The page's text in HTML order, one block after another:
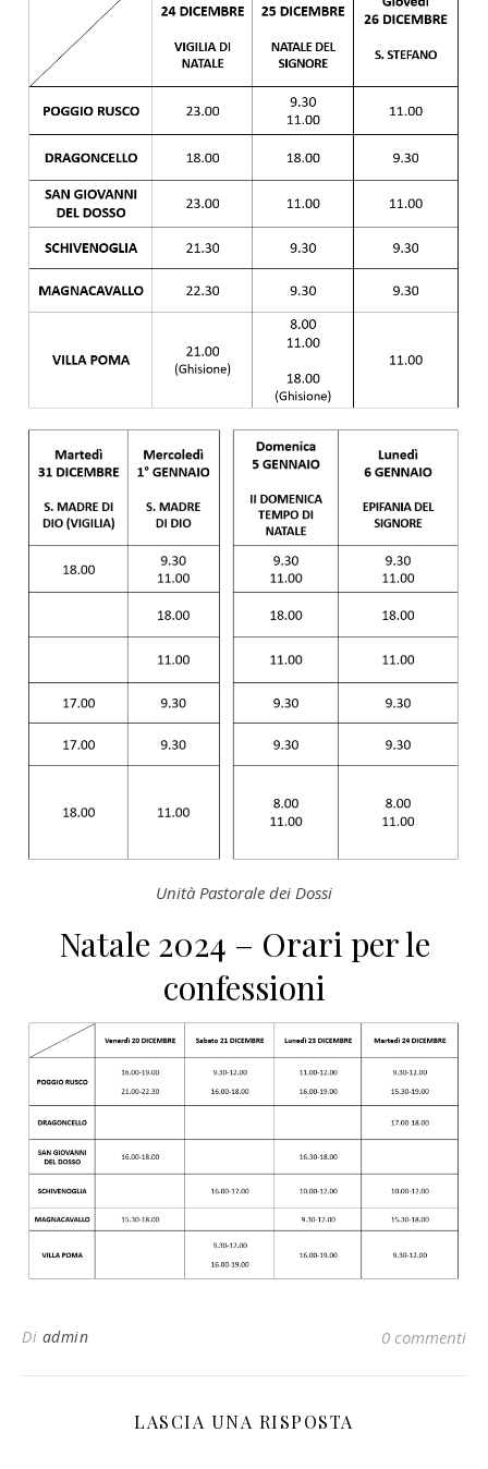
Unità Pastorale dei Dossi
Natale 2024 – Orari per le
confessioni
Di admin 0 commenti
LASCIA UNA RISPOSTA